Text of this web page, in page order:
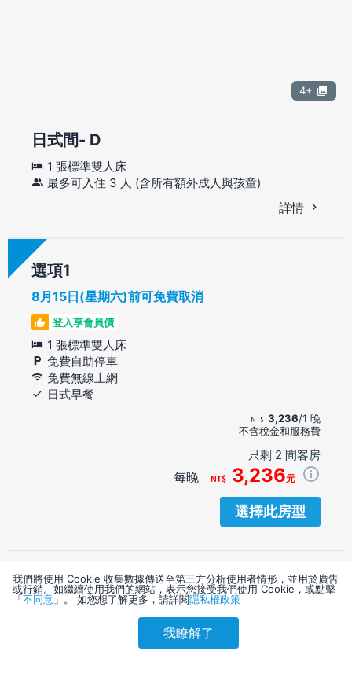
4+
日式間- D
1 張標準雙人床
最多可入住 3 人 (含所有額外成人與孩童)
詳情
選項
8月15日(星期六)前可免費取消
登入享會員價
1 張標準雙人床
免費自助停車
免費無線上網
日式早餐
3,236/1 晚
不含稅金和服務費
只剩 2 間客房
每晚 3,236元
選擇此房型
刷卡優惠 會員訂購
我們將使用 Cookie 收集數據傳送至第三方分析使用者情形，並用於廣告
或行銷。如繼續使用我們的網站，表示您接受我們使用 Cookie，或點擊
「不同意 」。 如您想了解更多，請詳閱隱私權政策
我瞭解了